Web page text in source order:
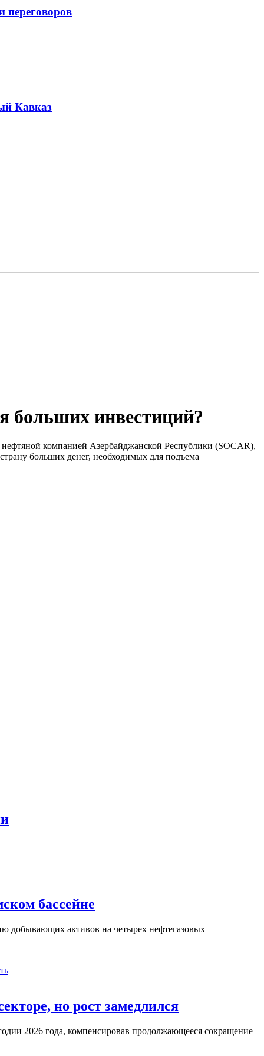
переговоров
Кавказ
больших инвестиций?
компанией Азербайджанской Республики (SOCAR),
больших денег, необходимых для подъема
бассейне
добывающих активов на четырех нефтегазовых
но рост замедлился
2026 года, компенсировав продолжающееся сокращение